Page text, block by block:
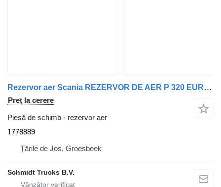
Rezervor aer Scania REZERVOR DE AER P 320 EURO 6 1778889 pentru camion
Preț la cerere
Piesă de schimb - rezervor aer
1778889
Țările de Jos, Groesbeek
Schmidt Trucks B.V.